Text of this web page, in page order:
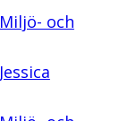
Miljö- och
Jessica